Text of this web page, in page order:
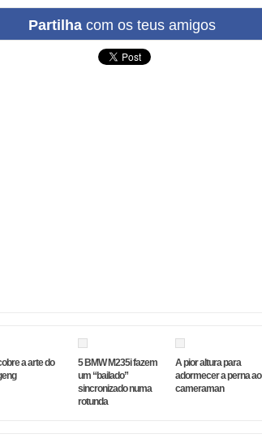
Partilhacom os teus amigos
a arte do
5 BMW M235i fazem
um “bailado”
sincronizado numa
rotunda
A pior altura para
adormecer a perna ao
cameraman